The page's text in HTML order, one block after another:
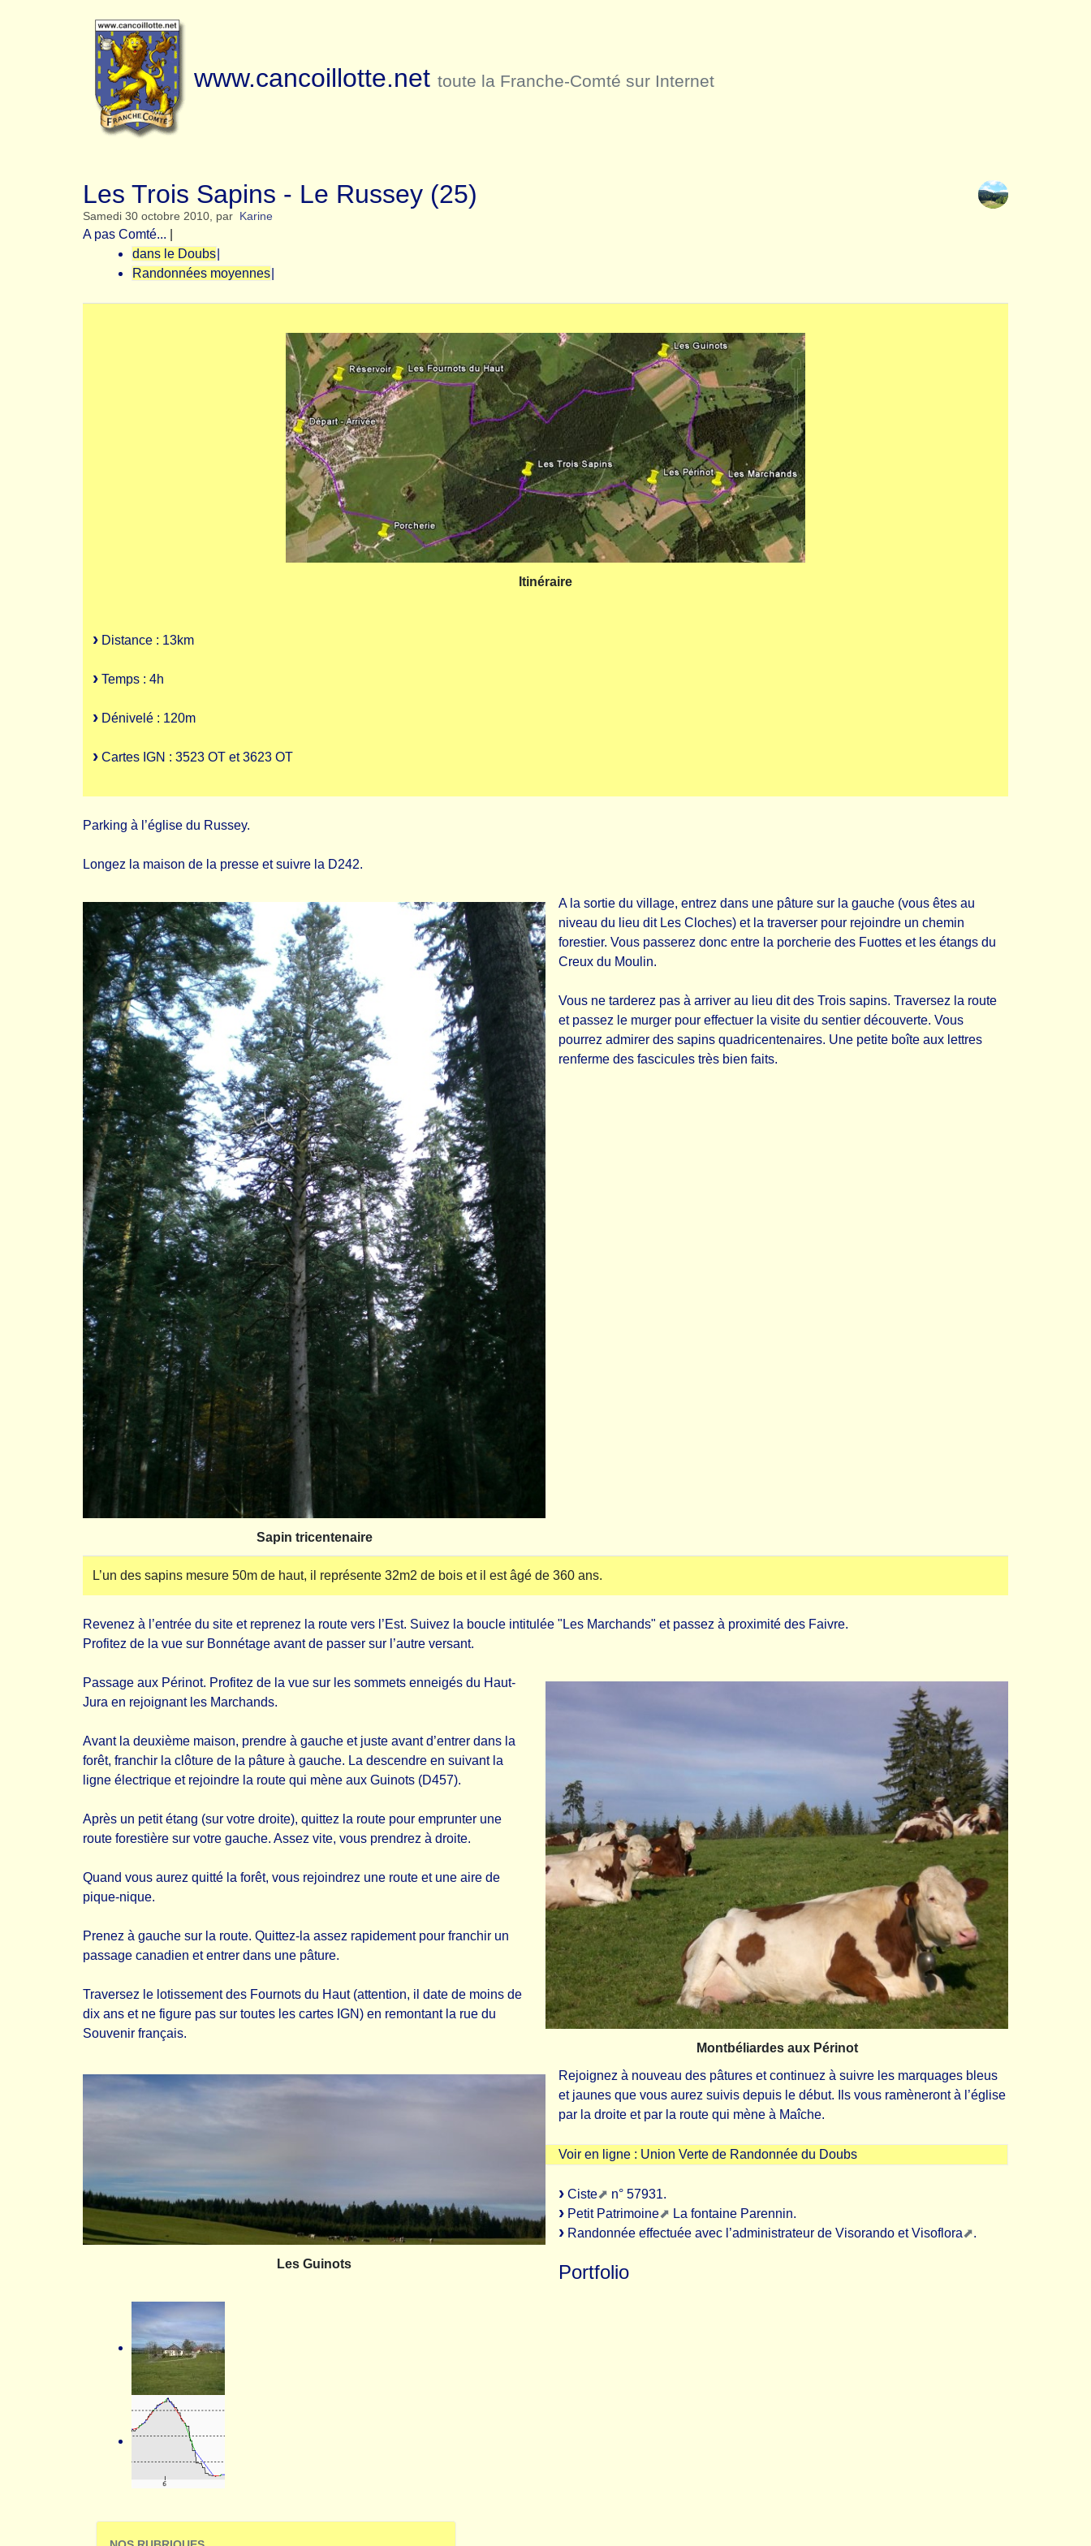
www.cancoillotte.net toute la Franche-Comté sur Internet
Les Trois Sapins - Le Russey (25)
Samedi 30 octobre 2010, par Karine
A pas Comté...
dans le Doubs
Randonnées moyennes
Itinéraire
Distance : 13km
Temps : 4h
Dénivelé : 120m
Cartes IGN : 3523 OT et 3623 OT
Parking à l’église du Russey.
Longez la maison de la presse et suivre la D242.
Sapin tricentenaire
A la sortie du village, entrez dans une pâture sur la gauche (vous êtes au
niveau du lieu dit Les Cloches) et la traverser pour rejoindre un chemin
forestier. Vous passerez donc entre la porcherie des Fuottes et les étangs du
Creux du Moulin.
Vous ne tarderez pas à arriver au lieu dit des Trois sapins. Traversez la route
et passez le murger pour effectuer la visite du sentier découverte. Vous
pourrez admirer des sapins quadricentenaires. Une petite boîte aux lettres
renferme des fascicules très bien faits.
L’un des sapins mesure 50m de haut, il représente 32m2 de bois et il est âgé de 360 ans.
Revenez à l’entrée du site et reprenez la route vers l’Est. Suivez la boucle intitulée "Les Marchands" et passez à proximité des Faivre.
Profitez de la vue sur Bonnétage avant de passer sur l’autre versant.
Montbéliardes aux Périnot
Passage aux Périnot. Profitez de la vue sur les sommets enneigés du Haut-
Jura en rejoignant les Marchands.
Avant la deuxième maison, prendre à gauche et juste avant d’entrer dans la
forêt, franchir la clôture de la pâture à gauche. La descendre en suivant la
ligne électrique et rejoindre la route qui mène aux Guinots (D457).
Après un petit étang (sur votre droite), quittez la route pour emprunter une
route forestière sur votre gauche. Assez vite, vous prendrez à droite.
Quand vous aurez quitté la forêt, vous rejoindrez une route et une aire de
pique-nique.
Prenez à gauche sur la route. Quittez-la assez rapidement pour franchir un
passage canadien et entrer dans une pâture.
Les Guinots
Traversez le lotissement des Fournots du Haut (attention, il date de moins de
dix ans et ne figure pas sur toutes les cartes IGN) en remontant la rue du
Souvenir français.
Rejoignez à nouveau des pâtures et continuez à suivre les marquages bleus
et jaunes que vous aurez suivis depuis le début. Ils vous ramèneront à l’église
par la droite et par la route qui mène à Maîche.
Voir en ligne : Union Verte de Randonnée du Doubs
Ciste
n° 57931.
Petit Patrimoine
La fontaine Parennin.
Randonnée effectuée avec l’administrateur de Visorando etVisoflora .
Portfolio